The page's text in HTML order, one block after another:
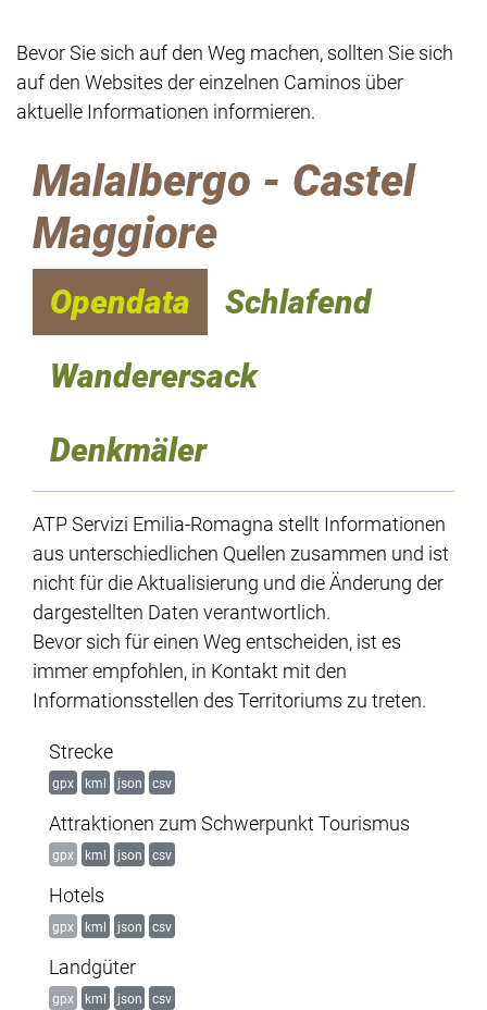
Bevor Sie sich auf den Weg machen, sollten Sie sich
auf den Websites der einzelnen Caminos über
aktuelle Informationen informieren.
Malalbergo - Castel
Maggiore
Opendata
Schlafend
Wanderersack
Denkmäler
ATP Servizi Emilia-Romagna stellt Informationen
aus unterschiedlichen Quellen zusammen und ist
nicht für die Aktualisierung und die Änderung der
dargestellten Daten verantwortlich.
Bevor sich für einen Weg entscheiden, ist es
immer empfohlen, in Kontakt mit den
Informationsstellen des Territoriums zu treten.
Strecke
gpx kml json csv
Attraktionen zum Schwerpunkt Tourismus
gpx kml json csv
Hotels
gpx kml json csv
Landgüter
gpx kml json csv